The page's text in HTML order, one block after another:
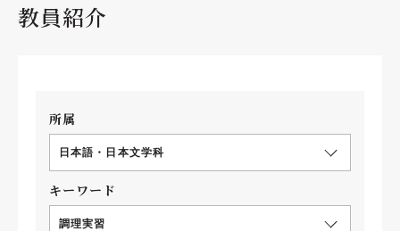
教員紹介
所属
日本語・日本文学科
キーワード
調理実習